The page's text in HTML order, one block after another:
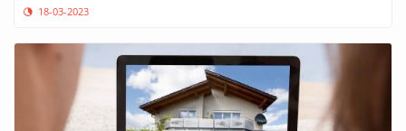
18-03-2023